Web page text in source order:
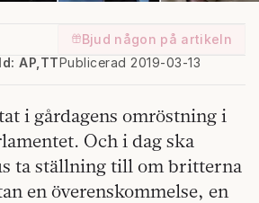
Bjud någon på artikeln
Publicerad 2019-03-13
AP,TT
i gårdagens omröstning i
Och i dag ska
ta ställning till om britterna
en överenskommelse, en